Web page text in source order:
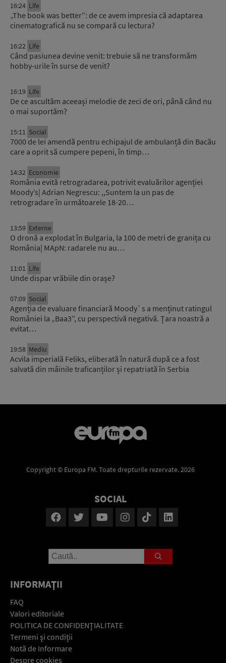
16:24 Life
„The book was better”: de ce avem impresia că adaptarea
cinematografică nu se compară cu lectura?
16:22 Life
Când pasiunea devine venit: trebuie să ne transformăm
hobby-urile în surse de venit?
16:19 Life
De ce ascultăm aceeași melodie de zeci de ori, până când nu
o mai suportăm?
15:11 Social
7000 de lei amendă pentru echipajul de ambulanță din Bacău
care a oprit să cumpere pepeni, în timp…
14:32 Economie
România evită retrogradarea, potrivit evaluărilor agenției
Moody’s| Adrian Negrescu: ,,Suntem la un pas de
retrogradare în următoarele 18-20…
13:59 Externe
O dronă a explodat în Bulgaria, la 100 de metri de granița cu
România| MApN: radarele nu au…
11:01 Life
Unde dispar vrăbiile din orașe?
07:09 Social
Agenția de evaluare financiară Moody`s a menținut ratingul
României la „Baa3”, cu perspectivă negativă. Țara noastră a
evitat…
19:58 Mediu
Acvila imperială Feliks, eliberată în natură după ce a fost
salvată din mâinile traficanților și repatriată în Serbia
Copyright © Europa FM. Toate drepturile rezervate. 2026
SOCIAL
INFORMAŢII
FAQ
Valori editoriale
POLITICA DE CONFIDENŢIALITATE
Termeni şi condiţii
Notă de Informare
Despre cookies